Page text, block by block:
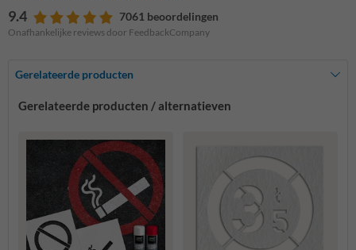
9.4 7061 beoordelingen
Onafhankelijke reviews door FeedbackCompany
Gerelateerde producten
Gerelateerde producten / alternatieven